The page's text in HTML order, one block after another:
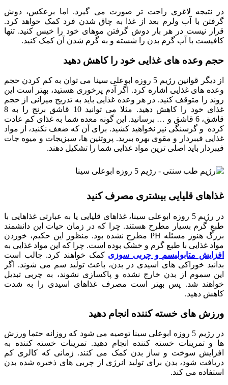
در نتیجه لاغری راحت تر صورت می گیرد. اما برعکس، دوش
گرفتن با آب ولرم بعد از غذا به چاق شدن فرد کمک خواهد کرد.
قرار نیست در هر بار دوش گرفتن موهای خود را خیس کنید. تنها
کافیست با آب گرم بدن را شسته و به گرم شدن آن کمک کنید.
حجم وعده های غذایی خود را کاهش دهید
از دیگر قوانین رژیم 5 روزه ابوعلی سینا می توان به کم کردن حجم
وعده های غذایی اشاره کرد. اگر آدم پرخوری هستید، بهتر است این
روند را متوقف کنید. در هر وعده غذایی باید به تدریج میزانی از حجم
غذای خود را کاهش دهید. مثلا می توانید 10 قاشق برنج را به 8
قاشق، 6 قاشق و … برسانید. این گونه معده شما به غذای کم عادت
کرده و گرسنگی نیز نخواهید کشید. برای آن که ضعف نکنید، از مواد
غذایی فیبردار و مقوی بهره ببرید. پروتئین ها، سبزیجات و میوه جات
فیبردار باید اصلی ترین مواد غذایی شما را تشکیل دهند.
غذاهای قلیایی بیشتری مصرف کنید
در رژیم 5 روزه ابوعلی سینا، غذاهای قلیایی یا به عبارتی غذاهایی با
طبع گرم بسیار مطرح هستند. چرا که در زمان حیات این دانشمند
بزرگ هنوز مسئله PH مطرح نشده بود. منظور این حکیم، خوردن
مواد غذایی با طبع گرم و خشک بوده است. چرا که این مواد غذایی به
افزایش متابولیسم و چربی سوزی کمک خواهند کرد. جالب است
بدانید خوراکی های اسیدی در بدن، باعث تولید سم می شوند. اگر
این سموم از بدن خارج نشده و پاکسازی نشوند، به چربی تبدیل
خواهند شد. پس بهتر است مصرف غذاهای اسیدی را به شدت
کاهش دهید.
ورزش های خسته کننده انجام دهید
در رژیم 5 روزه ابوعلی سینا توصیه می شود که روزانه حتما ورزش
ها و تمرینات خسته کننده انجام دهید. تمرینات خسته کننده به
افزایش سوخت و ساز بدن کمک می کنند. زمانی که کالری کم
دریافت شود، بدن برای تولید انرژی از چربی های ذخیره شده بدن
استفاده می کند.